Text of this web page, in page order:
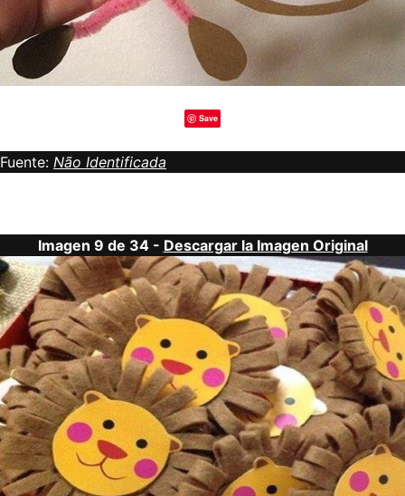
Save
Fuente: Não Identificada
Imagen 9 de 34 - Descargar la Imagen Original